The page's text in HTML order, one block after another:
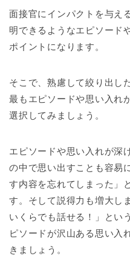
面接官にインパクトを与え
明できるようなエピソード
ポイントになります。
そこで、熟慮して絞り出し
最もエピソードや思い入れ
選択してみましょう。
エピソードや思い入れが深
の中で思い出すことも容易
す内容を忘れてしまった」
す。そして説得力も増大し
いくらでも話せる！」とい
ピソードが沢山ある思い入
きましょう。